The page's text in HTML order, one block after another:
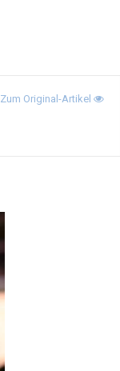
Zum Original-Artikel